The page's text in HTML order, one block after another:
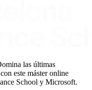
las últimas
este máster online
School y Microsoft.